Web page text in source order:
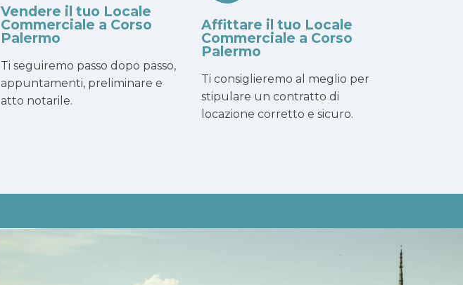
Vendere il tuo Locale
Commerciale a Corso
Palermo
Ti seguiremo passo dopo passo,
appuntamenti, preliminare e
atto notarile.
Affittare il tuo Locale
Commerciale a Corso
Palermo
Ti consiglieremo al meglio per
stipulare un contratto di
locazione corretto e sicuro.